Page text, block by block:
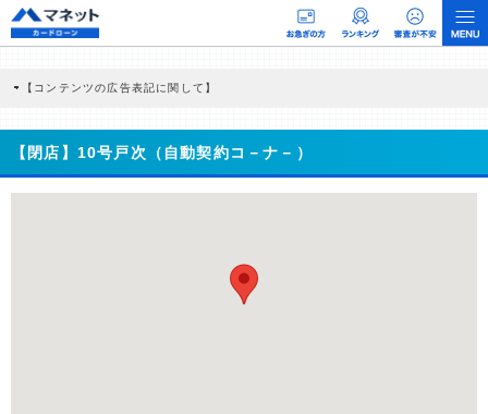
【コンテンツの広告表記に関して】
商品を根拠なくPRするものではなく、当編集部の調査／ユーザーへの口コミ収集な
どに基づき、公平性を担保した情報提供を行っています。
>提携企業一覧
【閉店】10号戸次（自動契約コ－ナ－）